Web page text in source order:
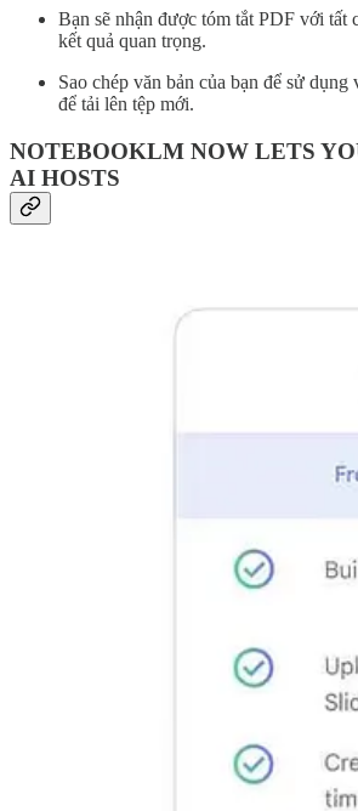
Bạn sẽ nhận được tóm tắt PDF với tất
kết quả quan trọng.
Sao chép văn bản của bạn để sử dụng
để tải lên tệp mới.
NOTEBOOKLM NOW LETS
AI HOSTS